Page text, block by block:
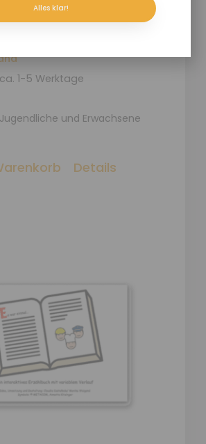
1-5 Werktage
und Erwachsene
Details
Alles klar!